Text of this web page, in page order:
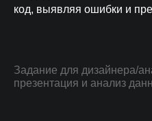
код, выявляя ошибки и
Задание для дизайнера/
презентация и анализ